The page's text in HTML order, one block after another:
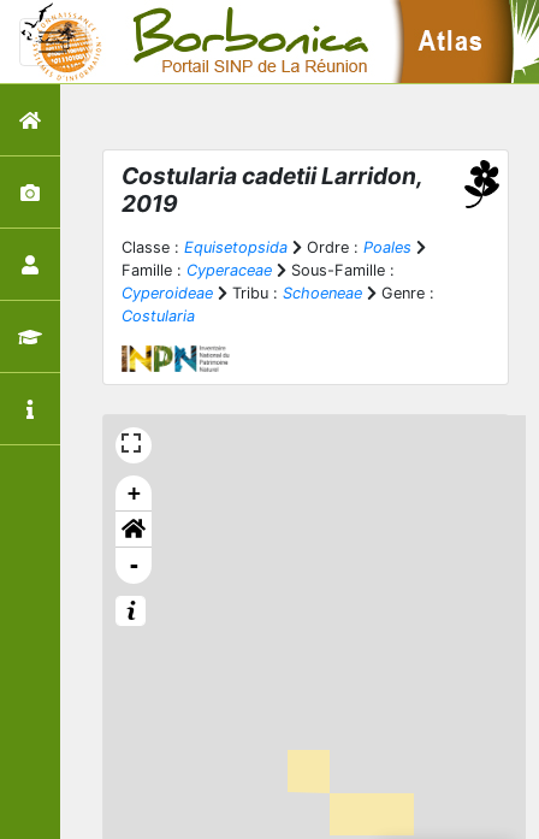
Costularia cadetiiLarridon,
2019
Classe : Equisetopsida Ordre : Poales
Famille : Cyperaceae
Sous-Famille :
Cyperoideae
Tribu : Schoeneae
Genre :
Costularia
+
-